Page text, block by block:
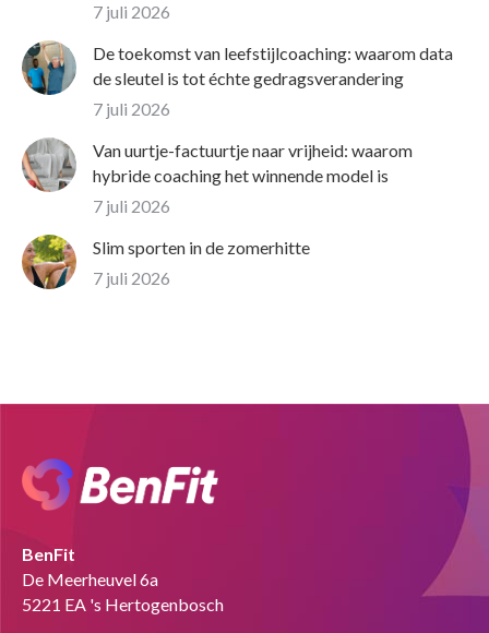
7 juli 2026
De toekomst van leefstijlcoaching: waarom data
de sleutel is tot échte gedragsverandering
7 juli 2026
Van uurtje-factuurtje naar vrijheid: waarom
hybride coaching het winnende model is
7 juli 2026
Slim sporten in de zomerhitte
7 juli 2026
BenFit
De Meerheuvel 6a
5221 EA 's Hertogenbosch